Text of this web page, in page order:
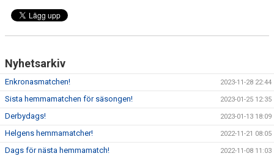
Nyhetsarkiv
Enkronasmatchen! 2023-11-28 22:44
Sista hemmamatchen för säsongen! 2023-01-25 12:35
Derbydags! 2023-01-13 18:09
Helgens hemmamatcher! 2022-11-21 08:05
Dags för nästa hemmamatch! 2022-11-08 11:03